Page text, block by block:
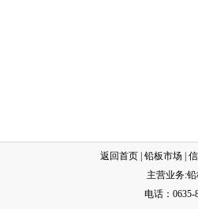
返回首页 铅板市场
主营业务:铅
电话：0635-